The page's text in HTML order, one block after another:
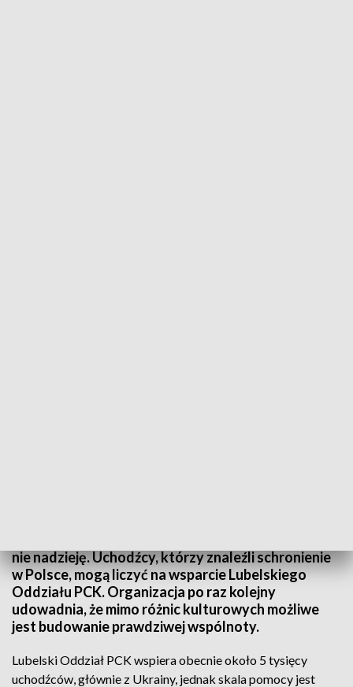
nie nadzieję. Uchodźcy, którzy znaleźli schronienie
w Polsce, mogą liczyć na wsparcie Lubelskiego
Oddziału PCK. Organizacja po raz kolejny
udowadnia, że mimo różnic kulturowych możliwe
jest budowanie prawdziwej wspólnoty.
Lubelski Oddział PCK wspiera obecnie około 5 tysięcy
uchodźców, głównie z Ukrainy, jednak skala pomocy jest